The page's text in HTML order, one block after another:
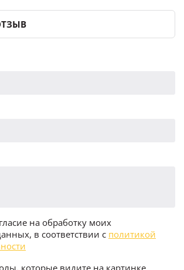
на обработку моих
в соответствии с политикой
которые видите на картинке